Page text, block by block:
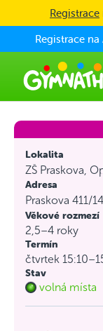
Skip to main content
Registrace
Registrace
Lokalita
ZŠ Praskova,
Adresa
Praskova 411/
Věkové rozmezí
2,5–4 roky
Termín
čtvrtek
Stav
volná místa